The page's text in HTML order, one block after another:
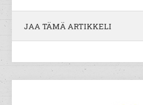
JAA TÄMÄ ARTIKKELI